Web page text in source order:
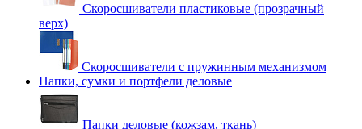
Скоросшиватели пластиковые (прозрачный
верх)
Скоросшиватели с пружинным механизмом
Папки, сумки и портфели деловые
Папки деловые (кожзам, ткань)